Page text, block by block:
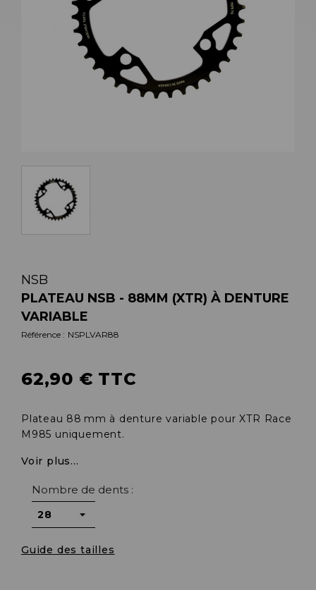
NSB
PLATEAU NSB - 88MM (XTR) À DENTURE
VARIABLE
Référence : NSPLVAR88
62,90 € TTC
Plateau 88 mm à denture variable pour XTR Race
M985 uniquement.
Voir plus...
Nombre de dents :
Guide des tailles